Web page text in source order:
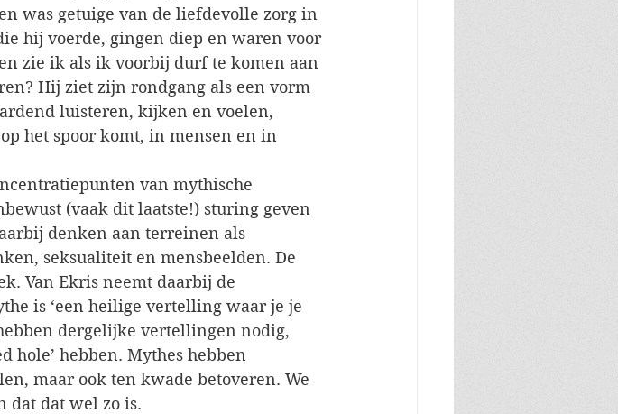
was getuige van de liefdevolle zorg in
hij voerde, gingen diep en waren voor
zie ik als ik voorbij durf te komen aan
Hij ziet zijn rondgang als een vorm
luisteren, kijken en voelen,
het spoor komt, in mensen en in
van mythische
(vaak dit laatste!) sturing geven
denken aan terreinen als
seksualiteit en mensbeelden. De
Van Ekris neemt daarbij de
is ‘een heilige vertelling waar je je
dergelijke vertellingen nodig,
hole’ hebben. Mythes hebben
maar ook ten kwade betoveren. We
dat dat wel zo is.